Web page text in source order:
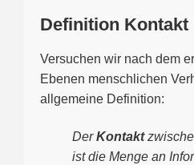
Definition Kontakt
Versuchen wir nach dem
Ebenen menschlichen
allgemeine Definition:
DerKontakt
ist die Menge an